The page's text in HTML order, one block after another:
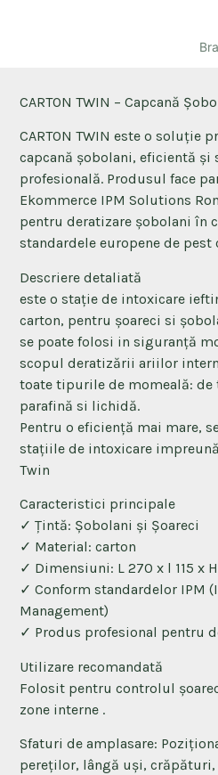
CARTON TWIN – Capcană
CARTON TWIN este o soluție
capcană șobolani, eficientă
profesională. Produsul face
Ekommerce IPM Solutions
pentru deratizare șobolani în
standardele europene de pest
Descriere detaliată
este o stație de intoxicare
carton, pentru şoareci si
se poate folosi in siguranță
scopul deratizării ariilor
toate tipurile de momeală:
parafină si lichidă.
Pentru o eficiență mai mare,
stațiile de intoxicare
Twin
Caracteristici principale
✓ Țintă: Șobolani și Șoareci
✓ Material: carton
✓ Dimensiuni: L 270 x l 115 x
✓ Conform standardelor IPM
Management)
✓ Produs profesional pentru
Utilizare recomandată
Folosit pentru controlul
zone interne .
Sfaturi de amplasare:
pereților, lângă uși,